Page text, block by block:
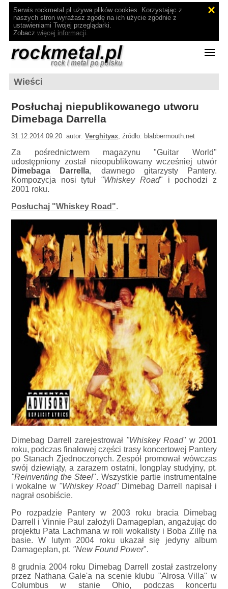
Serwis rockmetal.pl używa plików cookies. Korzystając z
naszych stron wyrażasz zgodę na ich użycie zgodnie z
ustawieniami Twojej przeglądarki.
Zobacz więcej informacji.
Wieści
Posłuchaj niepublikowanego utworu
Dimebaga Darrella
31.12.2014 09:20 autor:Verghityax, źródło: blabbermouth.net
Za pośrednictwem magazynu "Guitar World"
udostępniony został nieopublikowany wcześniej utwór
Dimebaga Darrella, dawnego gitarzysty Pantery.
Kompozycja nosi tytuł "Whiskey Road" i pochodzi z
2001 roku.
Posłuchaj "Whiskey Road".
Dimebag Darrell zarejestrował "Whiskey Road" w 2001
roku, podczas finałowej części trasy koncertowej Pantery
po Stanach Zjednoczonych. Zespół promował wówczas
swój dziewiąty, a zarazem ostatni, longplay studyjny, pt.
"Reinventing the Steel". Wszystkie partie instrumentalne
i wokalne w "Whiskey Road" Dimebag Darrell napisał i
nagrał osobiście.
Po rozpadzie Pantery w 2003 roku bracia Dimebag
Darrell i Vinnie Paul założyli Damageplan, angażując do
projektu Pata Lachmana w roli wokalisty i Boba Zillę na
basie. W lutym 2004 roku ukazał się jedyny album
Damageplan, pt. "New Found Power".
8 grudnia 2004 roku Dimebag Darrell został zastrzelony
przez Nathana Gale'a na scenie klubu "Alrosa Villa" w
Columbus w stanie Ohio, podczas koncertu